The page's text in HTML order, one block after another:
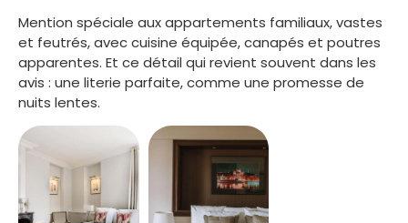
Mention spéciale aux appartements familiaux, vastes
et feutrés, avec cuisine équipée, canapés et poutres
apparentes. Et ce détail qui revient souvent dans les
avis : une literie parfaite, comme une promesse de
nuits lentes.